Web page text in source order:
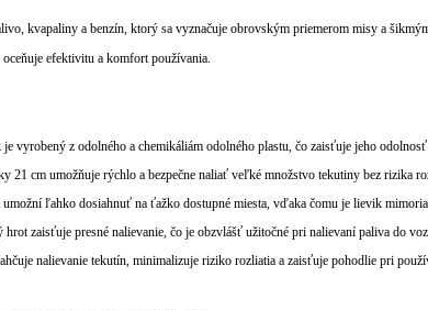
kvapaliny a benzín, ktorý sa vyznačuje obrovským priemerom misy a
efektivitu a komfort používania.
vyrobený z odolného a chemikáliám odolného plastu, čo zaisťuje jeho
21 cm umožňuje rýchlo a bezpečne naliať veľké množstvo tekutiny bez rizika
ľahko dosiahnuť na ťažko dostupné miesta, vďaka čomu je lievik
hrot zaisťuje presné nalievanie, čo je obzvlášť užitočné pri nalievaní paliva do
nalievanie tekutín, minimalizuje riziko rozliatia a zaisťuje pohodlie pri